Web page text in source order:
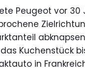
Peugeot vor
Kuchenstück
in